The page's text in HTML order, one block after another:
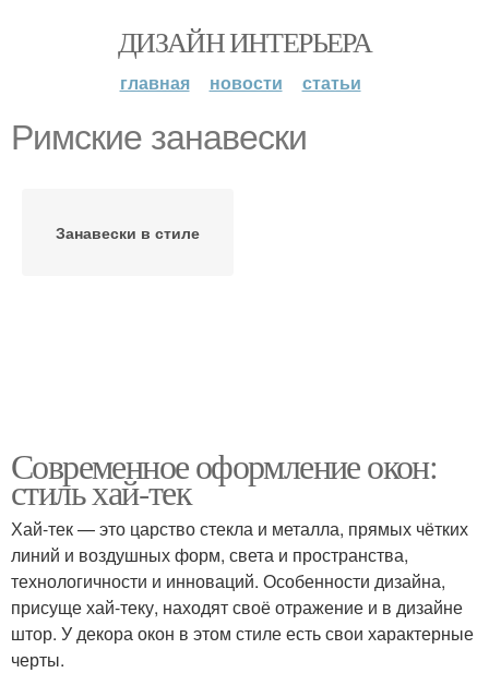
ДИЗАЙН ИНТЕРЬЕРА
главная новости статьи
Римские занавески
Занавески в стиле
Современное оформление окон:
стиль хай-тек
Хай-тек — это царство стекла и металла, прямых чётких
линий и воздушных форм, света и пространства,
технологичности и инноваций. Особенности дизайна,
присуще хай-теку, находят своё отражение и в дизайне
штор. У декора окон в этом стиле есть свои характерные
черты.